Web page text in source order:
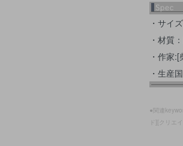
・サイ
・材質
・作家
・生産
●関連
ド][クリエ